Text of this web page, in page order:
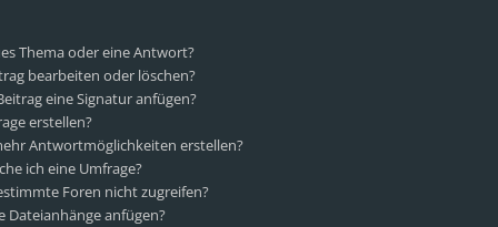
Thema oder eine Antwort?
bearbeiten oder löschen?
eine Signatur anfügen?
erstellen?
Antwortmöglichkeiten erstellen?
ich eine Umfrage?
Foren nicht zugreifen?
Dateianhänge anfügen?